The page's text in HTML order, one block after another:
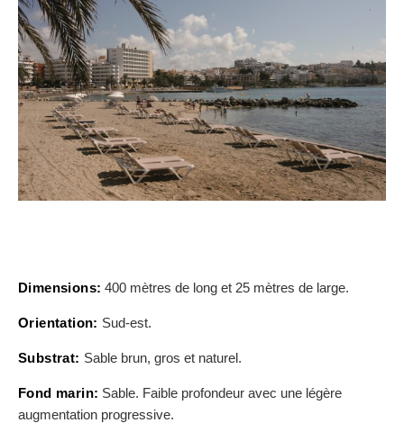
Dimensions: 400 mètres de long et 25 mètres de large.
Orientation: Sud-est.
Substrat: Sable brun, gros et naturel.
Fond marin: Sable. Faible profondeur avec une légère
augmentation progressive.